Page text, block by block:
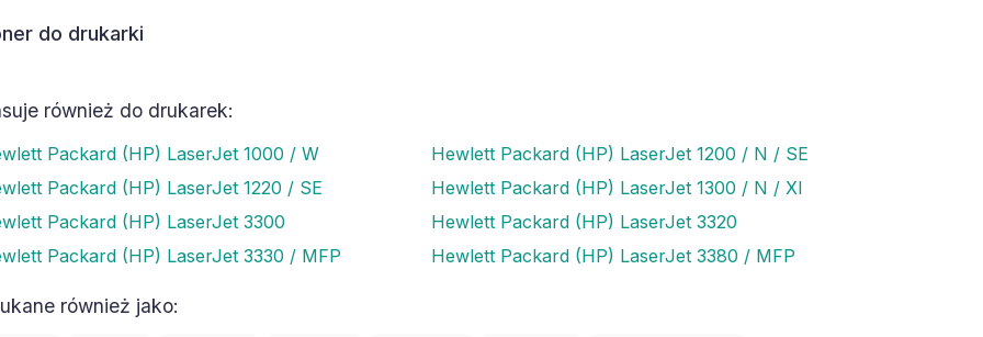
do drukarki
również do drukarek:
Packard (HP) LaserJet 1000 / W
Hewlett Packard (HP) LaserJet 1200 / N / SE
Packard (HP) LaserJet 1220 / SE
Hewlett Packard (HP) LaserJet 1300 / N / XI
Packard (HP) LaserJet 3300
Hewlett Packard (HP) LaserJet 3320
Packard (HP) LaserJet 3330 / MFP
Hewlett Packard (HP) LaserJet 3380 / MFP
również jako: